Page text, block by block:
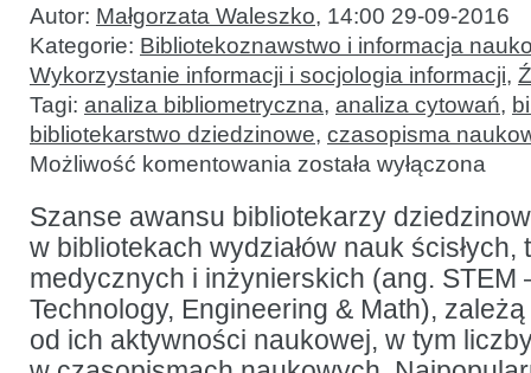
Autor: Małgorzata Waleszko, 14:00 29-09-2016
Kategorie: Bibliotekoznawstwo i informacja
Wykorzystanie informacji i socjologia informacji,
Tagi: analiza bibliometryczna, analiza cytowań,
bibliotekarstwo dziedzinowe, czasopisma
Możliwość komentowania Bibliometryczna
analiza
dwóch
czasopism
poświęconych
dziedzinowemu
z zakresu
nauk
ścisłych,
medycznych
i inżynierskich
została wyłączona
Szanse awansu bibliotekarzy
w bibliotekach wydziałów nauk ścisłych,
medycznych i inżynierskich (ang. STEM
Technology, Engineering & Math),
od ich aktywności naukowej, w tym